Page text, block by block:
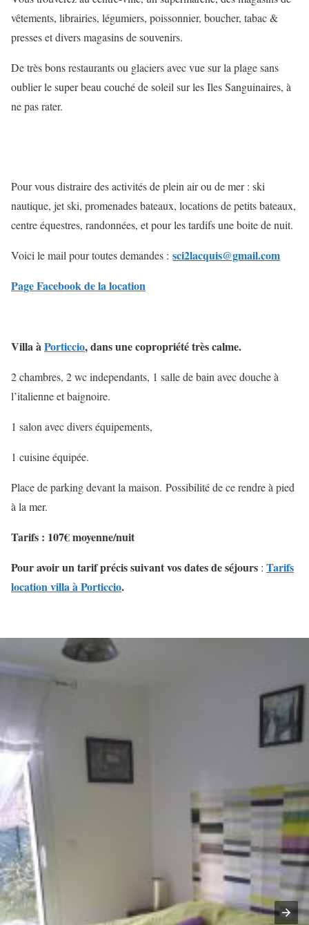
vêtements, librairies, légumiers, poissonnier, boucher, tabac &
presses et divers magasins de souvenirs.
De très bons restaurants ou glaciers avec vue sur la plage sans
oublier le super beau couché de soleil sur les Iles Sanguinaires, à
ne pas rater.
Pour vous distraire des activités de plein air ou de mer : ski
nautique, jet ski, promenades bateaux, locations de petits bateaux,
centre équestres, randonnées, et pour les tardifs une boite de nuit.
Voici le mail pour toutes demandes : sci2lacquis@gmail.com
Page Facebook de la location
Villa àPorticcio, dans une copropriété très calme.
2 chambres, 2 wc independants, 1 salle de bain avec douche à
l’italienne et baignoire.
1 salon avec divers équipements,
1 cuisine équipée.
Place de parking devant la maison. Possibilité de ce rendre à pied
à la mer.
Tarifs : 107€ moyenne/nuit
Pour avoir un tarif précis suivant vos dates de séjours : Tarifs
location villa à Porticcio.